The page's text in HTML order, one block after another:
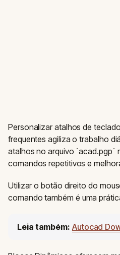
Personalizar atalhos de
frequentes agiliza o trabalho
atalhos no arquivo `acad.pgp`
comandos repetitivos e
Utilizar o botão direito do
comando também é uma
Leia também: Autocad